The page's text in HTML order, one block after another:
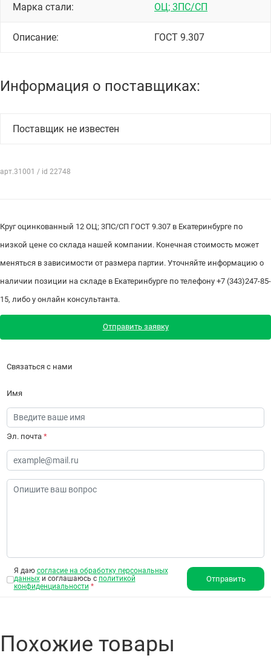
Марка стали: ОЦ; 3ПС/СП
Описание: ГОСТ 9.307
Информация о поставщиках:
Поставщик не известен
арт.31001 / id 22748
Круг оцинкованный 12 ОЦ; 3ПС/СП ГОСТ 9.307 в Екатеринбурге по
низкой цене со склада нашей компании. Конечная стоимость может
меняться в зависимости от размера партии. Уточняйте информацию о
наличии позиции на складе в Екатеринбурге по телефону +7 (343)247-85-
15, либо у онлайн консультанта.
Отправить заявку
Связаться с нами
Имя
Эл. почта *
Я даю согласие на обработку персональных
данныхи соглашаюсь с политикой
конфиденциальности *
Отправить
Похожие товары